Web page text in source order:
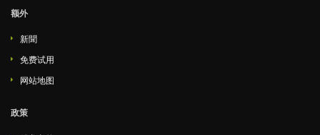
额外
新聞
免费试用
网站地图
政策